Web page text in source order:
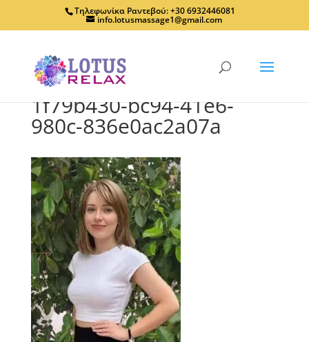
Τηλεφωνίκα Ραντεβού: +30 6932446081
info.lotusmassage1@gmail.com
1f79b430-bc94-41e6-
980c-836e0ac2a07a